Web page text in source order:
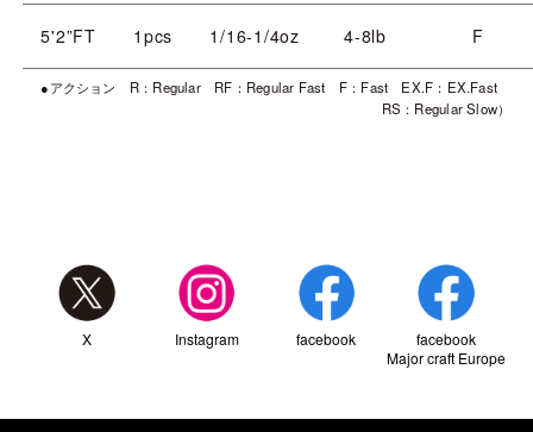
5'2”FT 1pcs 1/16-1/4oz 4-8lb F
●アクション R：Regular RF：Regular Fast F：Fast EX.F：EX.Fast
RS：Regular Slow）
X Instagram facebook
facebook
Major craft Europe